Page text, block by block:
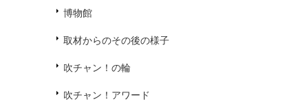
博物館
取材からのその後の様子
吹チャン！の輪
吹チャン！アワード